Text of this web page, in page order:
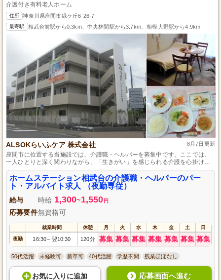
介護付き有料老人ホーム
住所 神奈川県座間市緑ケ丘6-26-7
最寄駅 相武台前駅から0.3km、中央林間駅から3.7km、相模大野駅から4.9km
ALSOKらいふケア 株式会社 8月7日更新
座間市に位置する当施設では、介護職・ヘルパーを募集中です。ここでは、
一人ひとりと深く関わりながら、「生きがい」を感じられる介護を心掛けて
います。ご利用者さまの小さな喜びを大切にし、その瞬間瞬間を共に楽しむ
ことができます。未経験から始める方も歓迎しており、夜勤専従で日中は自
由に過ごせる点も魅力の一つです。
ホームステーション相武台の介護職・ヘルパーのパー
ト・アルバイト求人 （夜勤専従）
給与 時給 1,300~1,550 円
応募要件無資格可
就業時間 休憩 月 火 水 木 金 土 日
夜勤 16:30～ 翌10:30 120分 募集 募集 募集 募集 募集 募集 募集
50代活躍 未経験可 新卒可 40代活躍 学歴不問 残業ほぼなし
お気に入り に追加 応募画面へ進む